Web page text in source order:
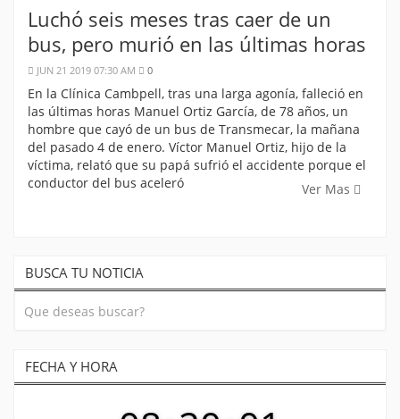
Luchó seis meses tras caer de un
bus, pero murió en las últimas horas
JUN 21 2019 07:30 AM 0
En la Clínica Cambpell, tras una larga agonía, falleció en
las últimas horas Manuel Ortiz García, de 78 años, un
hombre que cayó de un bus de Transmecar, la mañana
del pasado 4 de enero. Víctor Manuel Ortiz, hijo de la
víctima, relató que su papá sufrió el accidente porque el
conductor del bus aceleró
Ver Mas
BUSCA TU NOTICIA
FECHA Y HORA